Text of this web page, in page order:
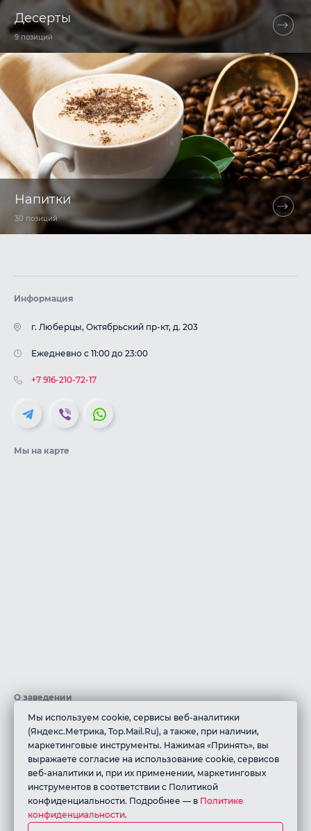
Десерты
9 позиций
Напитки
30 позиций
Информация
г. Люберцы, Октябрьский пр-кт, д. 203
Ежедневно с 11:00 до 23:00
+7 916-210-72-17
Мы на карте
О заведении
В ресторане грузинской кухни «АРГО» мы создали атмосферу
грузинского дома, который всегда отличается особым
отношением к гостям!В нашем ресторане Вас встретят
радушием и знаменитым гостеприимством, а на Вашем столе
появится по настоящему вкусная, здоровая и разнообразная
еда, ароматы которой напомнят многоликое грузинское
многоголосые
Мы используем cookie, сервисы веб-аналитики
(Яндекс.Метрика, Top.Mail.Ru), а также, при наличии,
маркетинговые инструменты. Нажимая «Принять», вы
выражаете согласие на использование cookie, сервисов
веб-аналитики и, при их применении, маркетинговых
инструментов в соответствии с Политикой
конфиденциальности. Подробнее — в Политике
конфиденциальности.